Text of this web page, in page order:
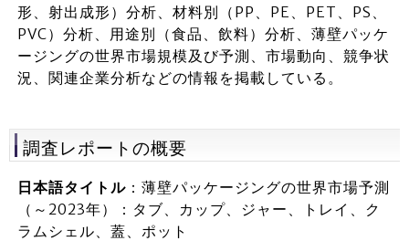
形、射出成形）分析、材料別（PP、PE、PET、PS、
PVC）分析、用途別（食品、飲料）分析、薄壁パッケ
ージングの世界市場規模及び予測、市場動向、競争状
況、関連企業分析などの情報を掲載している。
調査レポートの概要
日本語タイトル：薄壁パッケージングの世界市場予測
（～2023年）：タブ、カップ、ジャー、トレイ、ク
ラムシェル、蓋、ポット